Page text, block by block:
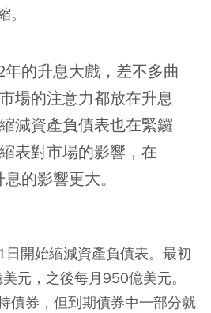
的升息大戲，差不多曲
場的注意力都放在升息
減資產負債表也在緊鑼
表對市場的影響，在
的影響更大。
開始縮減資產負債表。最初
元，之後每月950億美元。
債券，但到期債券中一部分就